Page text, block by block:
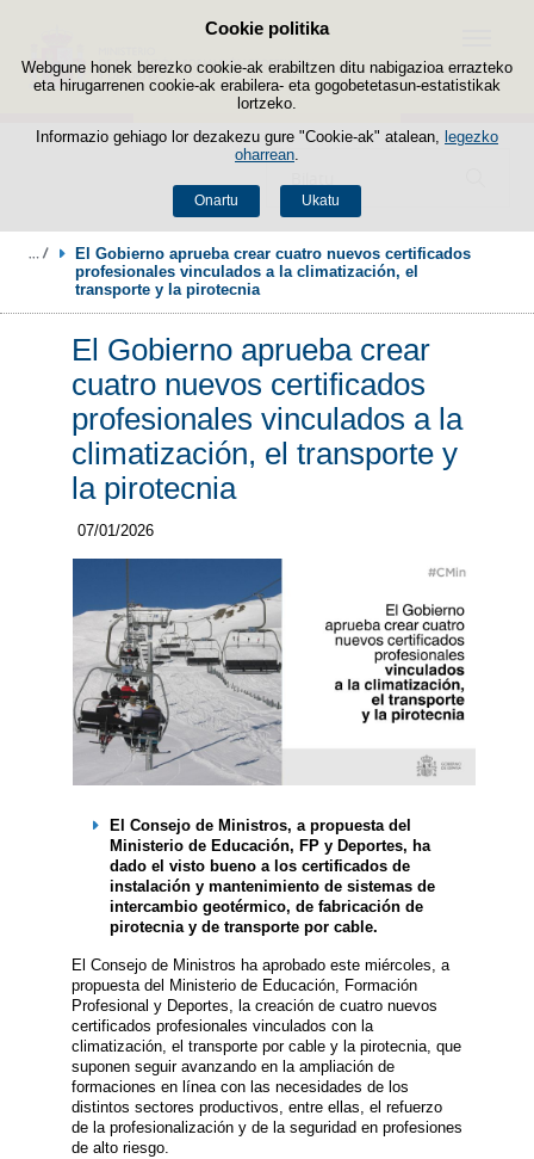
Cookie politika
Webgune honek berezko cookie-ak erabiltzen ditu nabigazioa errazteko
eta hirugarrenen cookie-ak erabilera- eta gogobetetasun-estatistikak
lortzeko.
Informazio gehiago lor dezakezu gure "Cookie-ak" atalean, legezko
oharrean
Onartu Ukatu
Edukira salto egin
Menua
El Gobierno aprueba crear cuatro nuevos certificados
profesionales vinculados a la climatización, el
transporte y la pirotecnia
El Gobierno aprueba crear
cuatro nuevos certificados
profesionales vinculados a la
climatización, el transporte y
la pirotecnia
07/01/2026
El Consejo de Ministros, a propuesta del
Ministerio de Educación, FP y Deportes, ha
dado el visto bueno a los certificados de
instalación y mantenimiento de sistemas de
intercambio geotérmico, de fabricación de
pirotecnia y de transporte por cable.
El Consejo de Ministros ha aprobado este miércoles, a
propuesta del Ministerio de Educación, Formación
Profesional y Deportes, la creación de cuatro nuevos
certificados profesionales vinculados con la
climatización, el transporte por cable y la pirotecnia, que
suponen seguir avanzando en la ampliación de
formaciones en línea con las necesidades de los
distintos sectores productivos, entre ellas, el refuerzo
de la profesionalización y de la seguridad en profesiones
de alto riesgo.